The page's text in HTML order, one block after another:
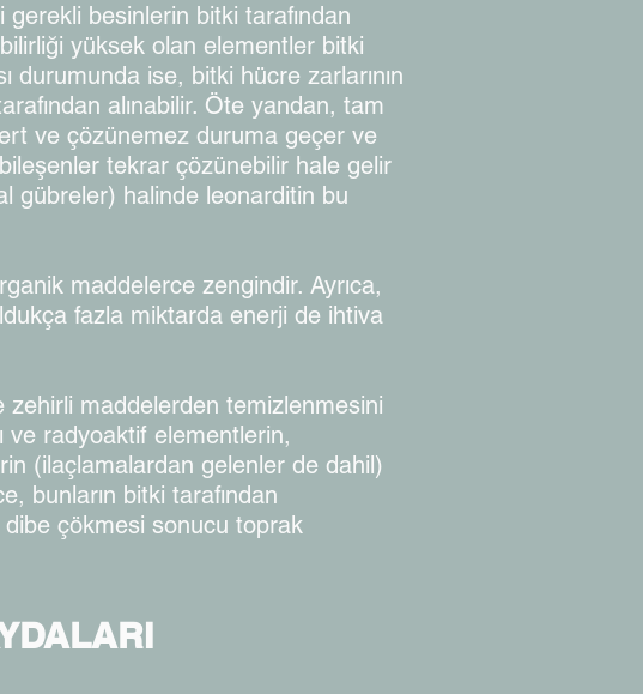
besinlerin bitki tarafından
yüksek olan elementler bitki
durumunda ise, bitki hücre zarlarının
alınabilir. Öte yandan, tam
ve çözünemez duruma geçer ve
tekrar çözünebilir hale gelir
gübreler) halinde leonarditin bu
maddelerce zengindir. Ayrıca,
fazla miktarda enerji de ihtiva
zehirli maddelerden temizlenmesini
ve radyoaktif elementlerin,
(ilaçlamalardan gelenler de dahil)
bunların bitki tarafından
dibe çökmesi sonucu toprak